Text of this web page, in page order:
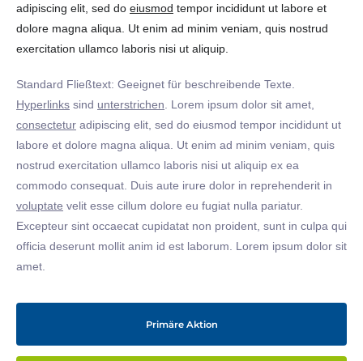
adipiscing elit, sed do eiusmod tempor incididunt ut labore et
dolore magna aliqua. Ut enim ad minim veniam, quis nostrud
exercitation ullamco laboris nisi ut aliquip.
Standard Fließtext: Geeignet für beschreibende Texte.
Hyperlinks sind unterstrichen . Lorem ipsum dolor sit amet,
consectetur adipiscing elit, sed do eiusmod tempor incididunt ut
labore et dolore magna aliqua. Ut enim ad minim veniam, quis
nostrud exercitation ullamco laboris nisi ut aliquip ex ea
commodo consequat. Duis aute irure dolor in reprehenderit in
voluptate velit esse cillum dolore eu fugiat nulla pariatur.
Excepteur sint occaecat cupidatat non proident, sunt in culpa qui
officia deserunt mollit anim id est laborum. Lorem ipsum dolor sit
amet.
Primäre Aktion